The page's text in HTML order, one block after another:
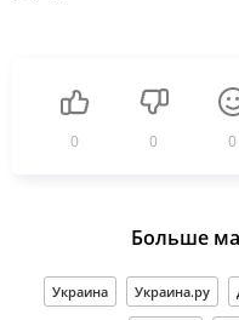
0 0 0
Больше
Украина Украина.ру